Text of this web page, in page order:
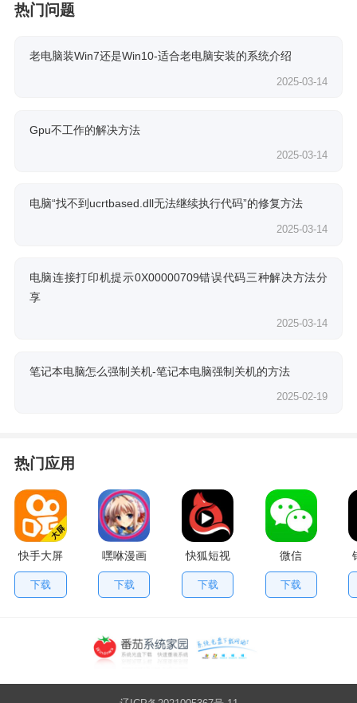
热门问题
老电脑装Win7还是Win10-适合老电脑安装的系统介绍
2025-03-14
Gpu不工作的解决方法
2025-03-14
电脑“找不到ucrtbased.dll无法继续执行代码”的修复方法
2025-03-14
电脑连接打印机提示0X00000709错误代码三种解决方法分
享
2025-03-14
笔记本电脑怎么强制关机-笔记本电脑强制关机的方法
2025-02-19
热门应用
快手大屏
版
下载
嘿咻漫画
下载
快狐短视
频
下载
微信
下载